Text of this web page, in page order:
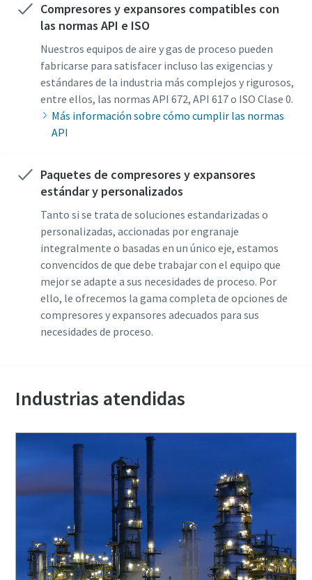
Compresores y expansores compatibles con
las normas API e ISO
Nuestros equipos de aire y gas de proceso pueden
fabricarse para satisfacer incluso las exigencias y
estándares de la industria más complejos y rigurosos,
entre ellos, las normas API 672, API 617 o ISO Clase 0.
Más información sobre cómo cumplir las normas
API
Paquetes de compresores y expansores
estándar y personalizados
Tanto si se trata de soluciones estandarizadas o
personalizadas, accionadas por engranaje
integralmente o basadas en un único eje, estamos
convencidos de que debe trabajar con el equipo que
mejor se adapte a sus necesidades de proceso. Por
ello, le ofrecemos la gama completa de opciones de
compresores y expansores adecuados para sus
necesidades de proceso.
Industrias atendidas